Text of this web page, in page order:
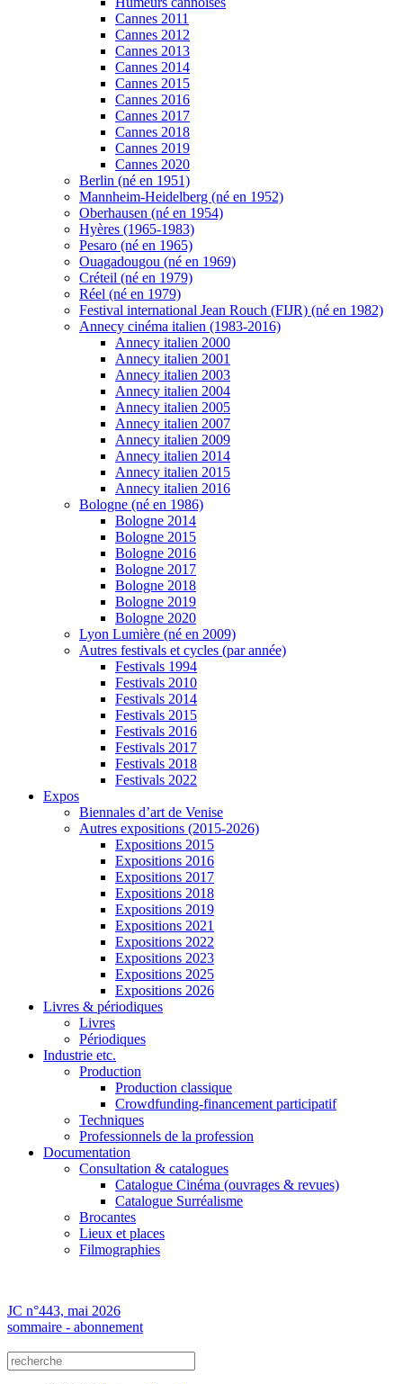
Cannes 2011
Cannes 2012
Cannes 2013
Cannes 2014
Cannes 2015
Cannes 2016
Cannes 2017
Cannes 2018
Cannes 2019
Cannes 2020
Berlin (né en 1951)
Mannheim-Heidelberg (né en 1952)
Oberhausen (né en 1954)
Hyères (1965-1983)
Pesaro (né en 1965)
Ouagadougou (né en 1969)
Créteil (né en 1979)
Réel (né en 1979)
Festival international Jean Rouch (FIJR) (né en 1982)
Annecy cinéma italien (1983-2016)
Annecy italien 2000
Annecy italien 2001
Annecy italien 2003
Annecy italien 2004
Annecy italien 2005
Annecy italien 2007
Annecy italien 2009
Annecy italien 2014
Annecy italien 2015
Annecy italien 2016
Bologne (né en 1986)
Bologne 2014
Bologne 2015
Bologne 2016
Bologne 2017
Bologne 2018
Bologne 2019
Bologne 2020
Lyon Lumière (né en 2009)
Autres festivals et cycles (par année)
Festivals 1994
Festivals 2010
Festivals 2014
Festivals 2015
Festivals 2016
Festivals 2017
Festivals 2018
Festivals 2022
Expos
Biennales d’art de Venise
Autres expositions (2015-2026)
Expositions 2015
Expositions 2016
Expositions 2017
Expositions 2018
Expositions 2019
Expositions 2021
Expositions 2022
Expositions 2023
Expositions 2025
Expositions 2026
Livres & périodiques
Livres
Périodiques
Industrie etc.
Production
Production classique
Crowdfunding-financement participatif
Techniques
Professionnels de la profession
Documentation
Consultation & catalogues
Catalogue Cinéma (ouvrages & revues)
Catalogue Surréalisme
Brocantes
Lieux et places
Filmographies
JC n°443, mai 2026
sommaire - abonnement